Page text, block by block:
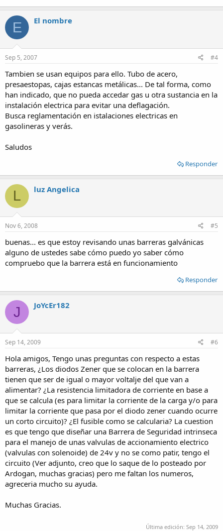
E El nombre
Sep 5, 2007 #4
Tambien se usan equipos para ello. Tubo de acero,
presaestopas, cajas estancas metálicas... De tal forma, como
han indicado, que no pueda accedar gas u otra sustancia en la
instalación electrica para evitar una deflagación.
Busca reglamentación en istalaciones electricas en
gasolineras y verás.
Saludos
Responder
L luz Angelica
Nov 6, 2008 #5
buenas... es que estoy revisando unas barreras galvánicas
alguno de ustedes sabe cómo puedo yo saber cómo
compruebo que la barrera está en funcionamiento
Responder
J JoYcEr182
Sep 14, 2009 #6
Hola amigos, Tengo unas preguntas con respecto a estas
barreras, ¿Los diodos Zener que se colocan en la barrera
tienen que ser de igual o mayor voltalje del que van a
alimentar? ¿La resistencia limitadora de corriente en base a
que se calcula (es para limitar la corriente de la carga y/o para
limitar la corriente que pasa por el diodo zener cuando ocurre
un corto circuito)? ¿El fusible como se calcularia? La cuestion
es que tengo que diseñar una Barrera de Seguridad intrinseca
para el manejo de unas valvulas de accionamiento electrico
(valvulas con solenoide) de 24v y no se como patir, tengo el
circuito (Ver adjunto, creo que lo saque de lo posteado por
Ardogan, muchas gracias) pero me faltan los numeros,
agreceria mucho su ayuda.
Muchas Gracias.
Última edición: Sep 14, 2009